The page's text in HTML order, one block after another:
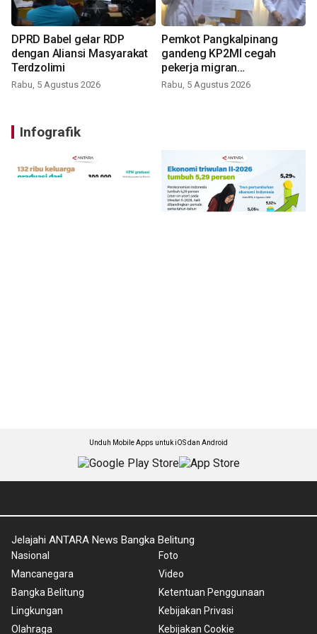
DPRD Babel gelar RDP
dengan Aliansi Masyarakat
Terdzolimi
Rabu, 5 Agustus 2026
Pemkot Pangkalpinang
gandeng KP2MI cegah
pekerja migran
nonprosedural
Rabu, 5 Agustus 2026
Infografik
Unduh Mobile Apps untuk iOS dan Android
Jelajahi ANTARA News Bangka Belitung
Nasional
Mancanegara
Bangka Belitung
Lingkungan
Olahraga
Foto
Video
Ketentuan Penggunaan
Kebijakan Privasi
Kebijakan Cookie